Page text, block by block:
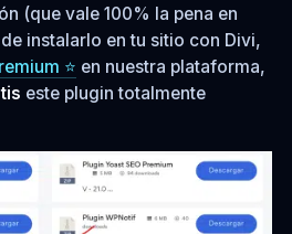
(que vale 100% la pena en
instalarlo en tu sitio con Divi,
⭐️ en nuestra plataforma,
este plugin totalmente